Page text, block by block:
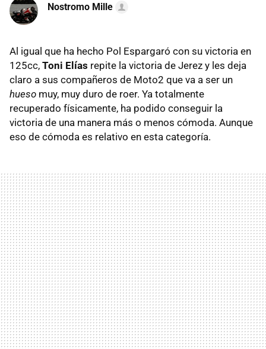
Nostromo Mille
Al igual que ha hecho Pol Espargaró con su victoria en
125cc, Toni Elías repite la victoria de Jerez y les deja
claro a sus compañeros de Moto2 que va a ser un
hueso muy, muy duro de roer. Ya totalmente
recuperado físicamente, ha podido conseguir la
victoria de una manera más o menos cómoda. Aunque
eso de cómoda es relativo en esta categoría.